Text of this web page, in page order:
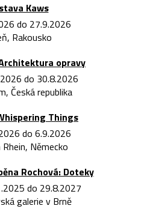
Kaws
do 27.9.2026
Rakousko
opravy
do 30.8.2026
Česká republika
Things
do 6.9.2026
Německo
Rochová: Doteky
do 29.8.2027
galerie v Brně